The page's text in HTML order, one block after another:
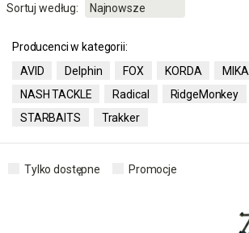
Tylko dostępne Promocje
Sortuj według:
Producenci w kategorii:
AVID
Delphin FOX KORDA
NASH TACKLE
Radical RidgeMonkey
STARBAITS
Trakker